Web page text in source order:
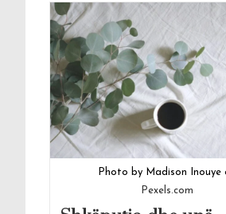
Photo by Madison Inouye
Pexels.com